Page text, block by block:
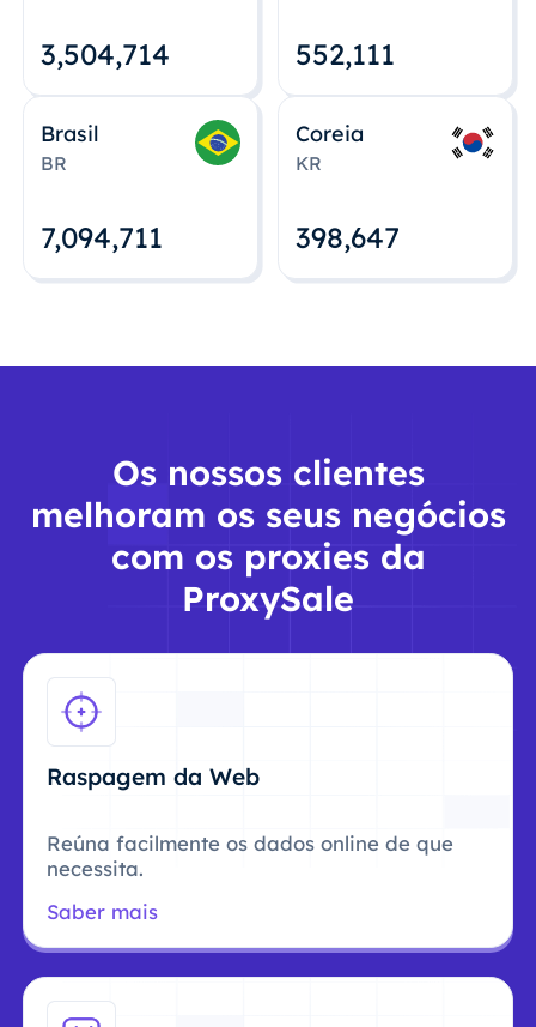
3,504,715 552,112
Brasil
BR
7,094,712
Coreia
KR
398,648
Os nossos clientes
melhoram os seus negócios
com os proxies da
ProxySale
Raspagem da Web
Reúna facilmente os dados online de que
necessita.
Saber mais